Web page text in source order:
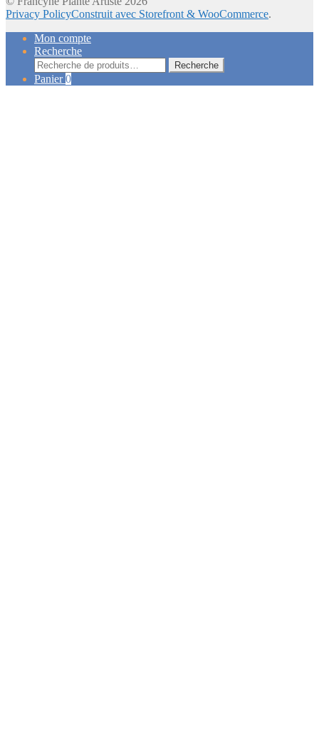
Privacy PolicyConstruit avec Storefront & WooCommerce.
Mon compte
Recherche
Recherche
pour :
Recherche
Panier0